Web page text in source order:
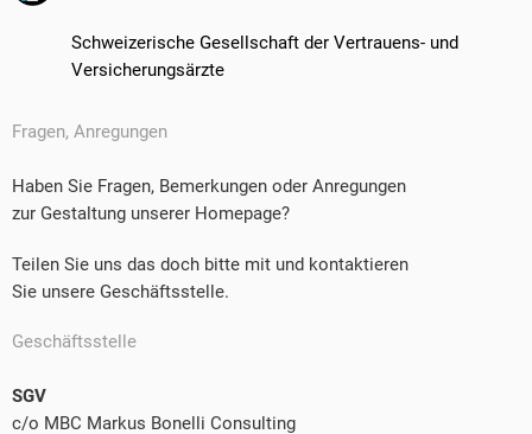
Schweizerische Gesellschaft der Vertrauens- und
Versicherungsärzte
Fragen, Anregungen
Haben Sie Fragen, Bemerkungen oder Anregungen
zur Gestaltung unserer Homepage?
Teilen Sie uns das doch bitte mit und kontaktieren
Sie unsere Geschäftsstelle.
Geschäftsstelle
SGV
c/o MBC Markus Bonelli Consulting